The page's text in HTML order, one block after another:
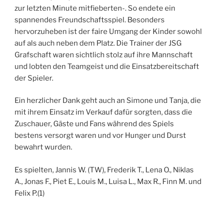
zur letzten Minute mitfieberten-. So endete ein
spannendes Freundschaftsspiel. Besonders
hervorzuheben ist der faire Umgang der Kinder sowohl
auf als auch neben dem Platz. Die Trainer der JSG
Grafschaft waren sichtlich stolz auf ihre Mannschaft
und lobten den Teamgeist und die Einsatzbereitschaft
der Spieler.
Ein herzlicher Dank geht auch an Simone und Tanja, die
mit ihrem Einsatz im Verkauf dafür sorgten, dass die
Zuschauer, Gäste und Fans während des Spiels
bestens versorgt waren und vor Hunger und Durst
bewahrt wurden.
Es spielten, Jannis W. (TW), Frederik T., Lena O., Niklas
A., Jonas F., Piet E., Louis M., Luisa L., Max R., Finn M. und
Felix P.(1)